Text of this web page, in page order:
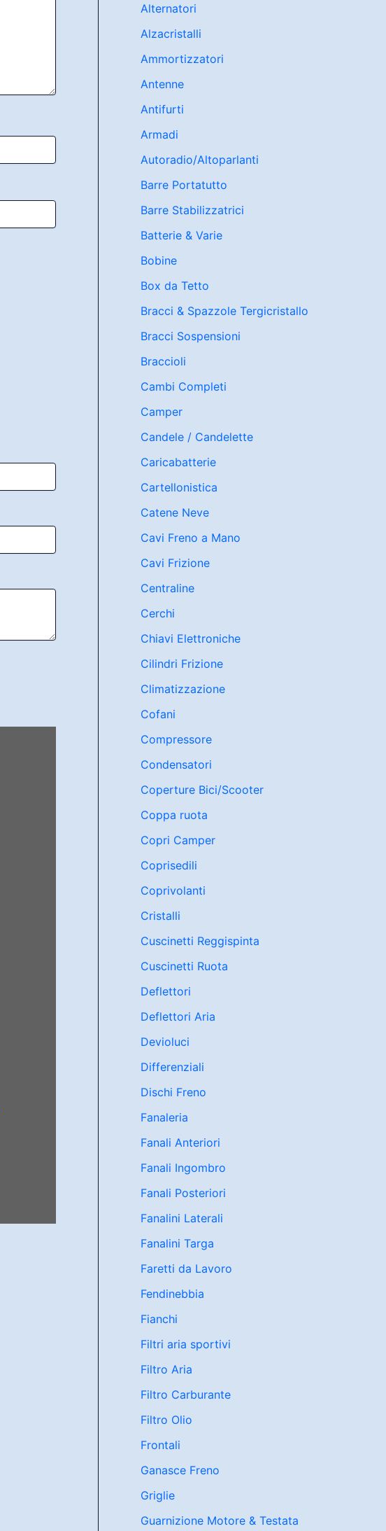
Alternatori
Alzacristalli
Ammortizzatori
Antenne
Antifurti
Armadi
Autoradio/Altoparlanti
Barre Portatutto
Barre Stabilizzatrici
Batterie & Varie
Bobine
Box da Tetto
Bracci & Spazzole Tergicristallo
Bracci Sospensioni
Braccioli
Cambi Completi
Camper
Candele / Candelette
Caricabatterie
Cartellonistica
Catene Neve
Cavi Freno a Mano
Cavi Frizione
Centraline
Cerchi
Chiavi Elettroniche
Cilindri Frizione
Climatizzazione
Cofani
Compressore
Condensatori
Coperture Bici/Scooter
Coppa ruota
Copri Camper
Coprisedili
Coprivolanti
Cristalli
Cuscinetti Reggispinta
Cuscinetti Ruota
Deflettori
Deflettori Aria
Devioluci
Differenziali
Dischi Freno
Fanaleria
Fanali Anteriori
Fanali Ingombro
Fanali Posteriori
Fanalini Laterali
Fanalini Targa
Faretti da Lavoro
Fendinebbia
Fianchi
Filtri aria sportivi
Filtro Aria
Filtro Carburante
Filtro Olio
Frontali
Ganasce Freno
Griglie
Guarnizione Motore & Testata